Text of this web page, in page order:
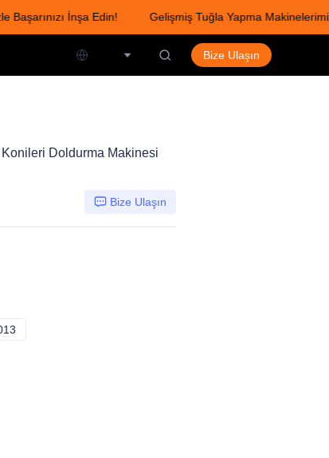
İnşa Edin!
Gelişmiş Tuğla Yapma
İnşa Edin!
Bize Ulaşın
Doldurma Makinesi
Bize Ulaşın